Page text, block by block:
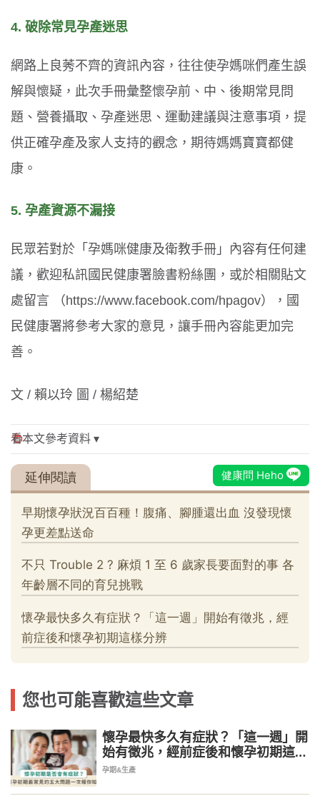
4. 破除常見孕產迷思
網路上良莠不齊的資訊內容，往往使孕媽咪們產生誤
解與懷疑，此次手冊彙整懷孕前、中、後期常見問
題、營養攝取、孕產迷思、運動建議與注意事項，提
供正確孕產及家人支持的觀念，期待媽媽寶寶都健
康。
5. 孕產資源不漏接
民眾若對於「孕媽咪健康及衛教手冊」內容有任何建
議，歡迎私訊國民健康署臉書粉絲團，或於相關貼文
處留言 （https://www.facebook.com/hpagov），國
民健康署將參考大家的意見，讓手冊內容能更加完
善。
文 / 賴以玲 圖 / 楊紹楚
您也可能喜歡這些文章
懷孕最快多久有症狀？「這一週」開
始有徵兆，經前症後和懷孕初期這樣
分辨
孕期&生產